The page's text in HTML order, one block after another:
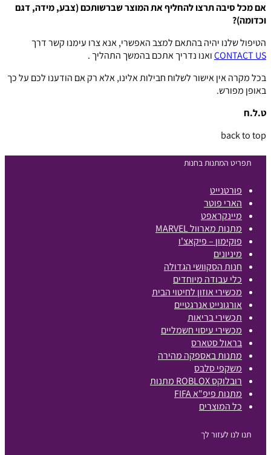
אם מכל סיבה תרצו להחליף את המוצר שברשותכם (צבע, מידה, דגם
וכדומה)?
הטיפול שלנו יהיה בהתאם למצב האפשרי, אנא צרו עימנו קשר דרך
CONTACT USואנו נדריך אתכם בהמשך התהליך .
בכל מקרה אין אישור לשלוח חבילות אלינו, אלא רק אם הודענו לכם על כך
באופן מפורש.
ט.ל.ח
back to top
תפריט המתנות בחנות
פורטנייט
הארי פוטר
מיינקראפט
מתנות מארוול MARVEL
פוקימון – פיקאצ'ו
מיניונים
חנות הסקוושי הגדולה
כלי עבודה מיוחדים
מכשירי אוזון לחיטוי הבית
אורגונייט אנרגטיים
תכשירי בריאות
מכשירי עיסוי חשמליים
בראול סטארס
מתנות באספקה מהירה
משקפי סלבס
רובלוקס ROBLOX מתנות
מתנות פיפ"א FIFA
כל המוצרים
תנו לנו לעזור לך